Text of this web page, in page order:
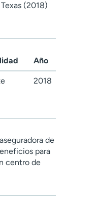
(2018)
Año
2018
de
para
centro de